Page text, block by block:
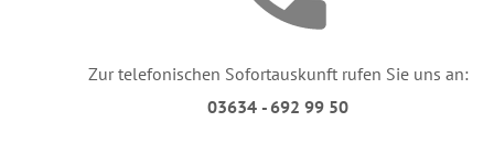
Zur telefonischen Sofortauskunft rufen Sie uns an:
03634 - 692 99 50